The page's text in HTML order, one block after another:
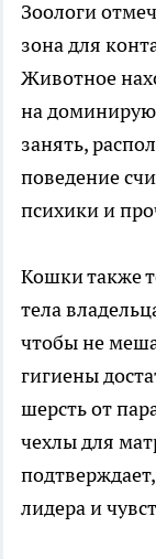
Зоологи
зона для
Животное
на
занять,
поведение
психики и
Кошки также
тела
чтобы не
гигиены
шерсть от
чехлы для
лидера и